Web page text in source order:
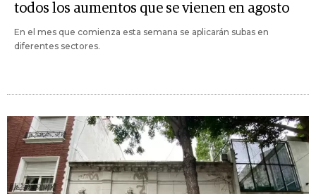
todos los aumentos que se vienen en agosto
En el mes que comienza esta semana se aplicarán subas en
diferentes sectores.